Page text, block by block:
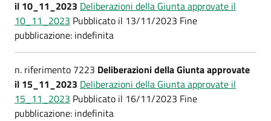
il 10_11_2023 Deliberazioni della Giunta approvate il
10_11_2023 Pubblicato il 13/11/2023 Fine
pubblicazione: indefinita
n. riferimento 7223 Deliberazioni della Giunta approvate
il 15_11_2023 Deliberazioni della Giunta approvate il
15_11_2023 Pubblicato il 16/11/2023 Fine
pubblicazione: indefinita